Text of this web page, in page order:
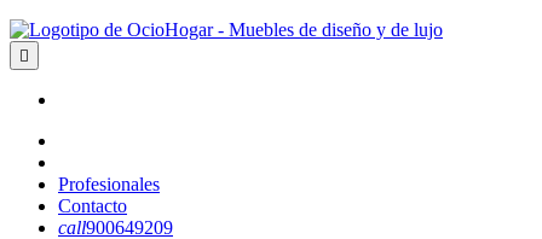

Profesionales
Contacto
call900649209